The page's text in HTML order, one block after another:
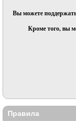
Вы можете
Кроме того, вы
Правила